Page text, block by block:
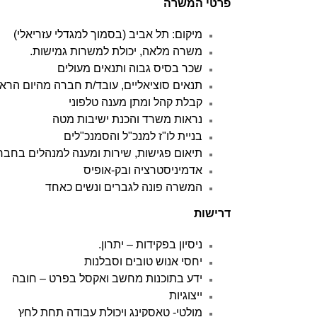
פרטי המשרה
מיקום: תל אביב (בסמוך למגדלי עזריאלי)
משרה מלאה, יכולת למשרות גמישות.
שכר בסיס גבוה ותנאים מעולים
תנאים סוציאליים, עובד/ת חברה מהיום
קבלת קהל ומתן מענה טלפוני
נראות משרד והכנת ישיבות מטה
בניית לו"ז למנכ"ל והסמנכ"לים
תיאום פגישות, שירות ומענה למנהלים
אדמיניסטרציה ובק-אופיס
המשרה פונה לגברים ונשים כאחד
דרישות
ניסיון בפקידות – יתרון.
יחסי אנוש טובים וסבלנות
ידע בתוכנות מחשב ואקסל בפרט – חובה
ייצוגיות
מולטי- טאסקינג ויכולת עבודה תחת לחץ